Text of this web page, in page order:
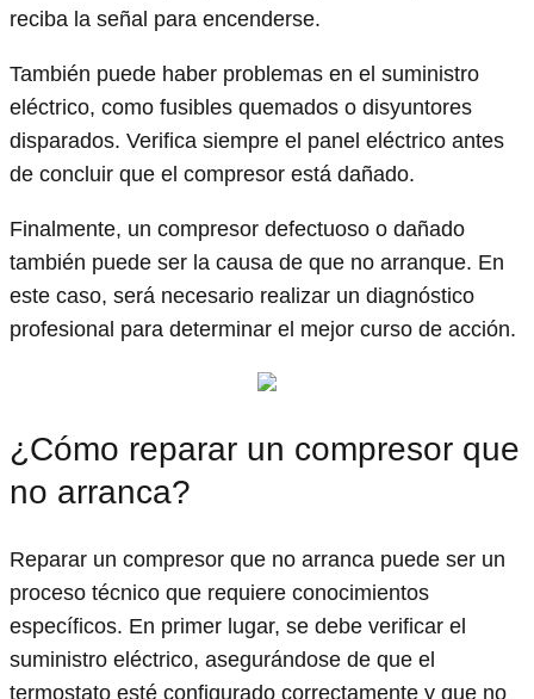
reciba la señal para encenderse.
También puede haber problemas en el suministro
eléctrico, como fusibles quemados o disyuntores
disparados. Verifica siempre el panel eléctrico antes
de concluir que el compresor está dañado.
Finalmente, un compresor defectuoso o dañado
también puede ser la causa de que no arranque. En
este caso, será necesario realizar un diagnóstico
profesional para determinar el mejor curso de acción.
¿Cómo reparar un compresor que
no arranca?
Reparar un compresor que no arranca puede ser un
proceso técnico que requiere conocimientos
específicos. En primer lugar, se debe verificar el
suministro eléctrico, asegurándose de que el
termostato esté configurado correctamente y que no